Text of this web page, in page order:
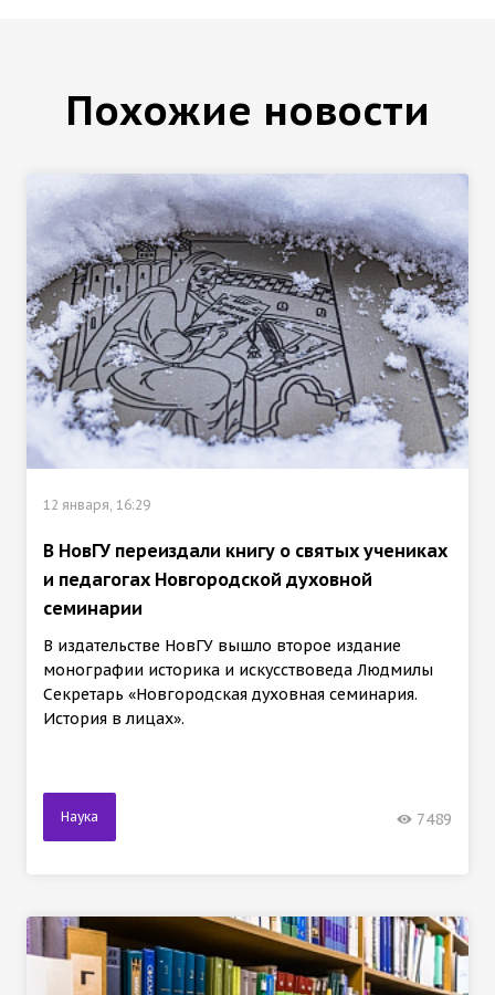
Похожие новости
12 января, 16:29
В НовГУ переиздали книгу о святых учениках
и педагогах Новгородской духовной
семинарии
В издательстве НовГУ вышло второе издание
монографии историка и искусствоведа Людмилы
Секретарь «Новгородская духовная семинария.
История в лицах».
Наука 7489